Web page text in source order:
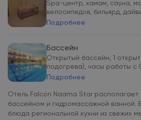
Spa-центр, хамам, сауна,
велосипедов, бильярд,
Подробнее
Бассейн
Открытый бассейн, 1
подогрева), часы работы с
Подробнее
Отель Falcon Naama Star располагает
бассейном и гидромассажной ванной.
блюда региональной кухни из свежих